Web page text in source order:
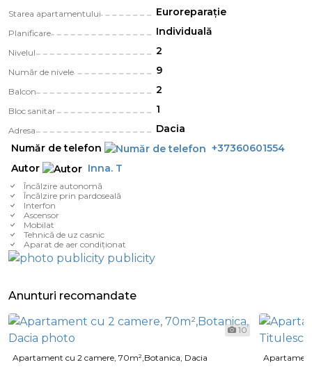
Starea apartamentului Euroreparație
Planificare Individuală
Nivelul 2
Număr de nivele 9
Balcon 2
Bloc sanitar 1
Adresa
Dacia
Număr de telefon
+37360601554
Autor
Inna. T
Încălzire autonomă
Încălzire prin pardoseală
Interfon
Ascensor
Mobilat
Tehnică de uz casnic
Aparat de aer condiționat
Anunturi recomandate
10
Apartament cu 2 camere, 70m²,Botanica, Dacia